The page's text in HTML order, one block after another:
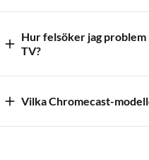
Hur felsöker jag problem
TV?
Vilka Chromecast-